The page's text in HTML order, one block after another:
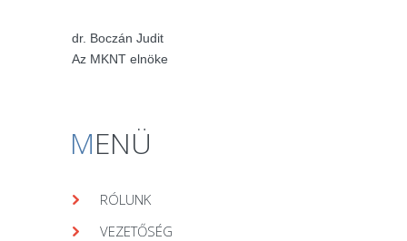
dr. Boczán Judit
Az MKNT elnöke
MENÜ
RÓLUNK
VEZETŐSÉG